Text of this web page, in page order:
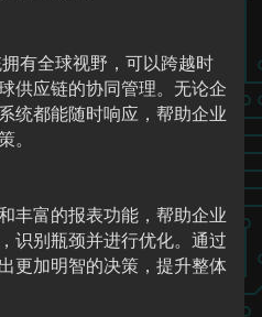
有全球视野，可以跨越时
供应链的协同管理。无论企
统都能随时响应，帮助企业
。
丰富的报表功能，帮助企业
识别瓶颈并进行优化。通过
更加明智的决策，提升整体